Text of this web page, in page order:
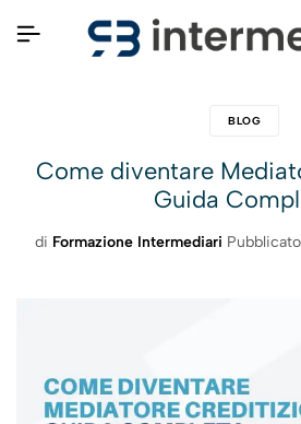
BLOG
Come diventare
Guida
di Formazione Intermediari